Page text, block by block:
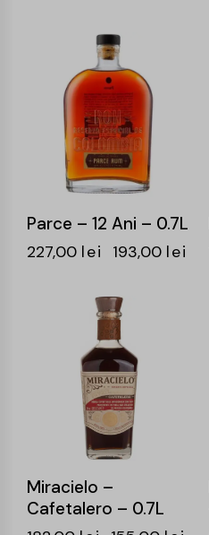
Parce – 12 Ani – 0.7L
227,00 lei 193,00 lei
Miracielo –
Cafetalero – 0.7L